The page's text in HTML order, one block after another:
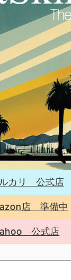
カリ 公式店
店 準備中
公式店